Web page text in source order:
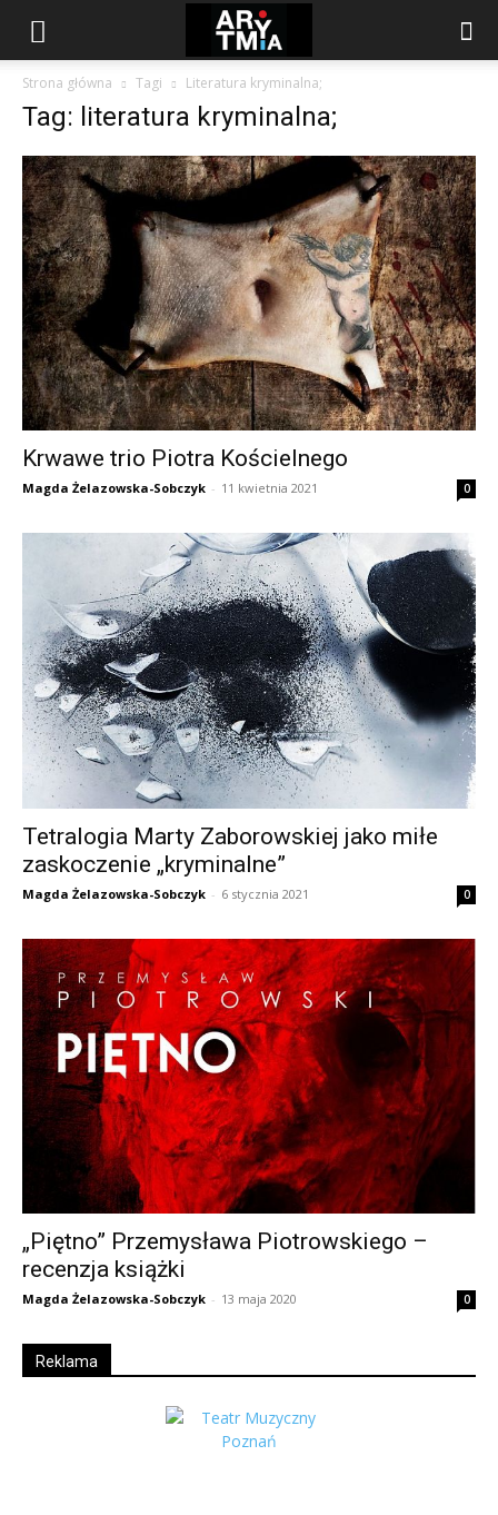
arytmia.eu
Strona główna Tagi Literatura kryminalna;
Tag: literatura kryminalna;
Krwawe trio Piotra Kościelnego
Magda Żelazowska-Sobczyk - 11 kwietnia 2021 0
Tetralogia Marty Zaborowskiej jako miłe
zaskoczenie „kryminalne”
Magda Żelazowska-Sobczyk - 6 stycznia 2021 0
„Piętno” Przemysława Piotrowskiego –
recenzja książki
Magda Żelazowska-Sobczyk - 13 maja 2020 0
Reklama